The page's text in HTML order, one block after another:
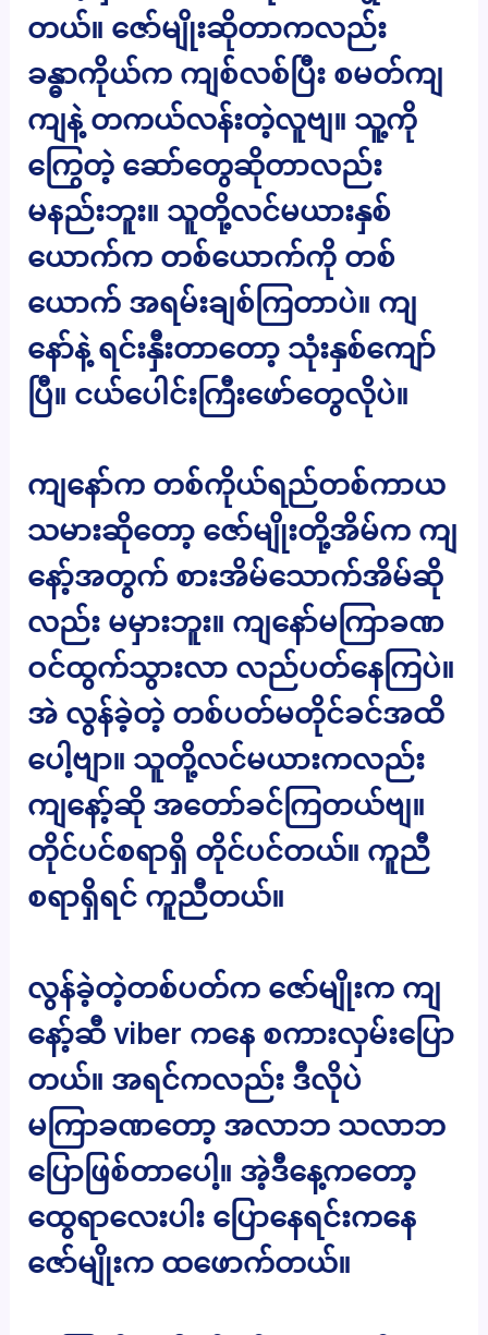
တယ်။ ဇော်မျိုးဆိုတာကလည်း
ခန္ဓာကိုယ်က ကျစ်လစ်ပြီး စမတ်ကျ
ကျနဲ့ တကယ်လန်းတဲ့လူဗျ။ သူ့ကို
ကြွေတဲ့ ဆော်တွေဆိုတာလည်း
မနည်းဘူး။ သူတို့လင်မယားနှစ်
ယောက်က တစ်ယောက်ကို တစ်
ယောက် အရမ်းချစ်ကြတာပဲ။ ကျ
နော်နဲ့ ရင်းနှီးတာတော့ သုံးနှစ်ကျော်
ပြီ။ ငယ်ပေါင်းကြီးဖော်တွေလိုပဲ။
ကျနော်က တစ်ကိုယ်ရည်တစ်ကာယ
သမားဆိုတော့ ဇော်မျိုးတို့အိမ်က ကျ
နော့်အတွက် စားအိမ်သောက်အိမ်ဆို
လည်း မမှားဘူး။ ကျနော်မကြာခဏ
ဝင်ထွက်သွားလာ လည်ပတ်နေကြပဲ။
အဲ လွန်ခဲ့တဲ့ တစ်ပတ်မတိုင်ခင်အထိ
ပေါ့ဗျာ။ သူတို့လင်မယားကလည်း
ကျနော့်ဆို အတော်ခင်ကြတယ်ဗျ။
တိုင်ပင်စရာရှိ တိုင်ပင်တယ်။ ကူညီ
စရာရှိရင် ကူညီတယ်။
လွန်ခဲ့တဲ့တစ်ပတ်က ဇော်မျိုးက ကျ
နော့်ဆီ viber ကနေ စကားလှမ်းပြော
တယ်။ အရင်ကလည်း ဒီလိုပဲ
မကြာခဏတော့ အလာဘ သလာဘ
ပြောဖြစ်တာပေါ့။ အဲ့ဒီနေ့ကတော့
ထွေရာလေးပါး ပြောနေရင်းကနေ
ဇော်မျိုးက ထဖောက်တယ်။